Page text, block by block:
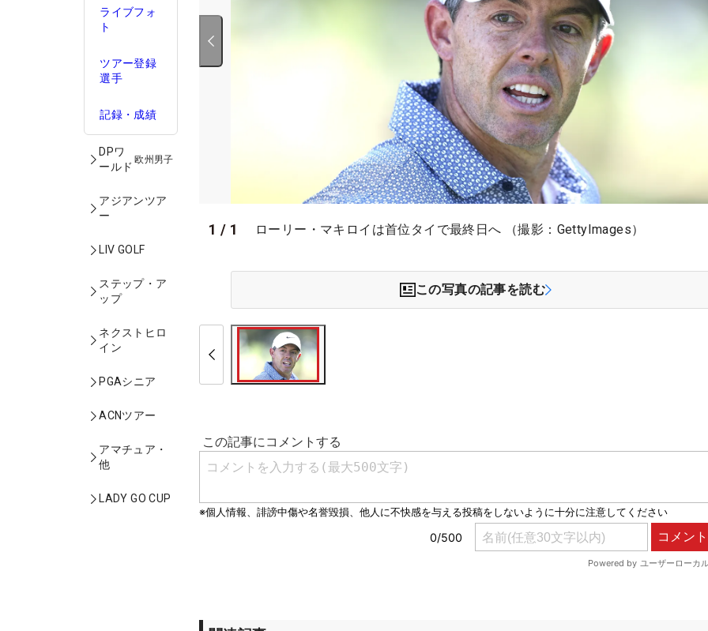
ライブフォ
ト
ツアー登録
選手
記録・成績
DPワ
ールド
欧州男子
アジアンツア
ー
LIV GOLF
ステップ・ア
ップ
ネクストヒロ
イン
PGAシニア
ACNツアー
アマチュア・
他
LADY GO CUP
1 / 1 ローリー・マキロイは首位タイで最終日へ （撮影：GettyImages）
この写真の記事を読む